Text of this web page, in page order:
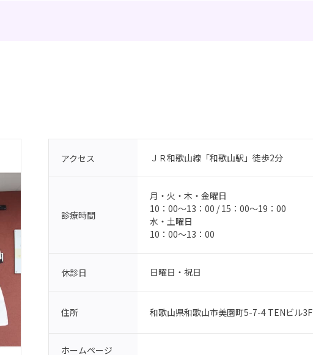
アクセス ＪＲ和歌山線「和歌山駅」徒歩2分
診療時間
月・火・木・金曜日
10：00〜13：00 / 15：00〜19：00
水・土曜日
10：00〜13：00
休診日 日曜日・祝日
住所 和歌山県和歌山市美園町5-7-4 TENビル3F
ホームページ